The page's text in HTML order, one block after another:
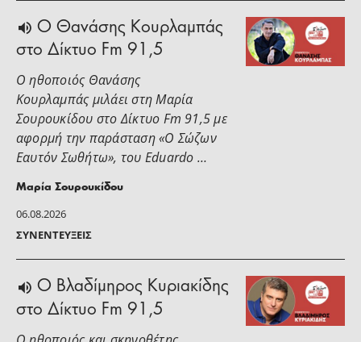
06.08.2026
ΣΥΝΕΝΤΕΎΞΕΙΣ
Ο Θανάσης Κουρλαμπάς
στο Δίκτυο Fm 91,5
Ο ηθοποιός Θανάσης
Κουρλαμπάς μιλάει στη Μαρία
Σουρουκίδου στο Δίκτυο Fm 91,5 με
αφορμή την παράσταση «Ο Σώζων
Εαυτόν Σωθήτω», του Eduardo …
Μαρία Σουρουκίδου
O Βλαδίμηρος Κυριακίδης
στο Δίκτυο Fm 91,5